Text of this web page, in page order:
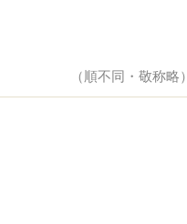
（順不同・敬称略）